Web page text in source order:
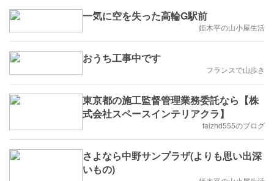
一気に空を失った高輪G駅前
姫木平の山小屋生活
おうち工事中です
フランスで山歩き
東京都の施工監督管理業務委託なら【株
式会社スペースインテリアクラ】
faizhd555のブログ
さよなら中野サンプラザ(よりも思い出深
いもの)